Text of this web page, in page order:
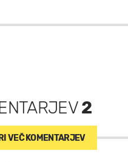
2
VEČ KOMENTARJEV